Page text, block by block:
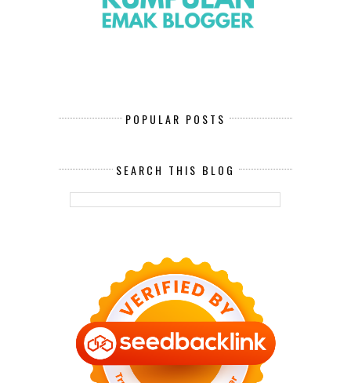
POPULAR POSTS
SEARCH THIS BLOG